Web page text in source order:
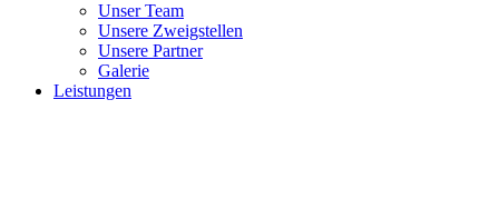
Unser Team
Unsere Zweigstellen
Unsere Partner
Galerie
Leistungen